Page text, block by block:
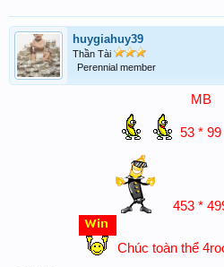
huygiahuy39
Thần Tài
Perennial member
MB
53 * 99
453 *
Chúc toàn thể